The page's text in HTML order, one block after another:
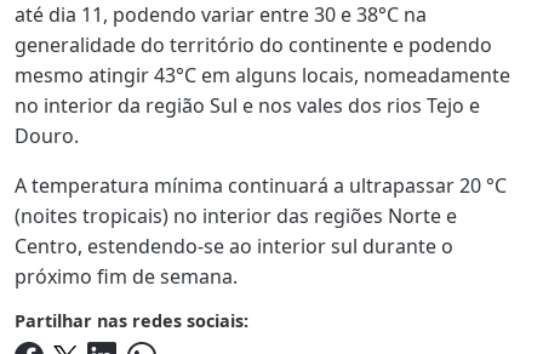
até dia 11, podendo variar entre 30 e 38°C na
generalidade do território do continente e podendo
mesmo atingir 43°C em alguns locais, nomeadamente
no interior da região Sul e nos vales dos rios Tejo e
Douro.
A temperatura mínima continuará a ultrapassar 20 °C
(noites tropicais) no interior das regiões Norte e
Centro, estendendo-se ao interior sul durante o
próximo fim de semana.
Partilhar nas redes sociais: